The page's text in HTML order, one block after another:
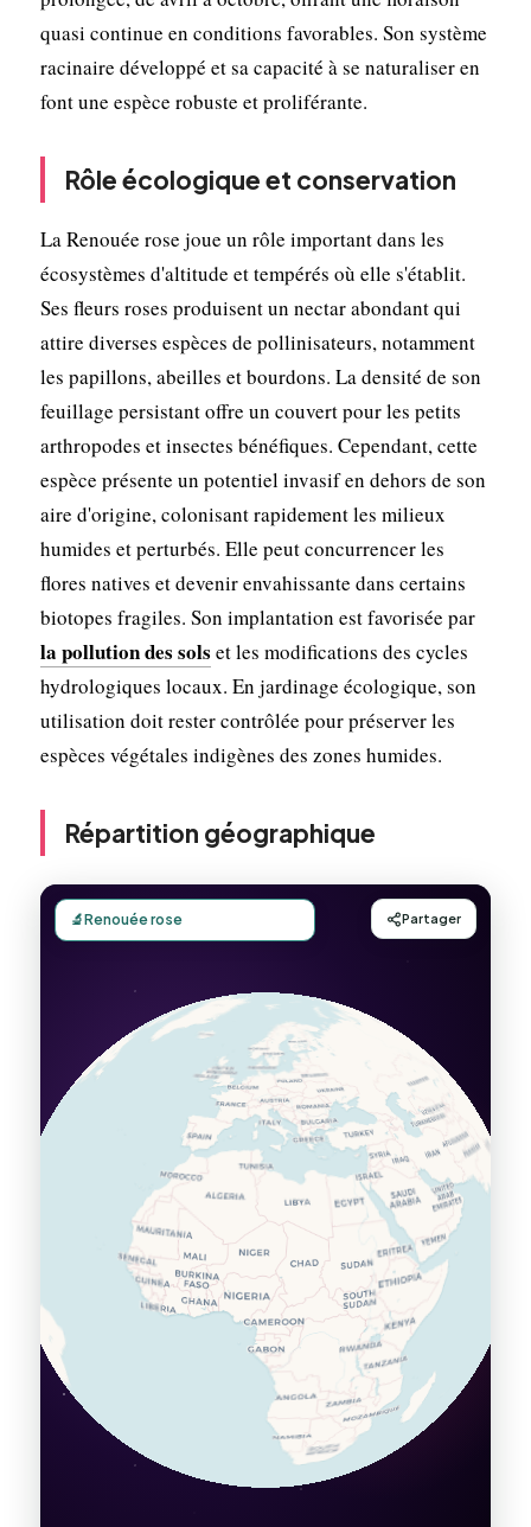
quasi continue en conditions favorables. Son système
racinaire développé et sa capacité à se naturaliser en
font une espèce robuste et proliférante.
Rôle écologique et conservation
La Renouée rose joue un rôle important dans les
écosystèmes d'altitude et tempérés où elle s'établit.
Ses fleurs roses produisent un nectar abondant qui
attire diverses espèces de pollinisateurs, notamment
les papillons, abeilles et bourdons. La densité de son
feuillage persistant offre un couvert pour les petits
arthropodes et insectes bénéfiques. Cependant, cette
espèce présente un potentiel invasif en dehors de son
aire d'origine, colonisant rapidement les milieux
humides et perturbés. Elle peut concurrencer les
flores natives et devenir envahissante dans certains
biotopes fragiles. Son implantation est favorisée par
la pollution des sols et les modifications des cycles
hydrologiques locaux. En jardinage écologique, son
utilisation doit rester contrôlée pour préserver les
espèces végétales indigènes des zones humides.
Répartition géographique